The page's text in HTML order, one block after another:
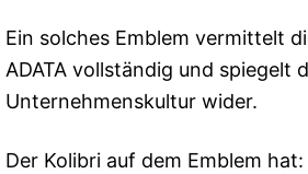
Ein solches Emblem vermittelt
ADATA vollständig und spiegelt
Unternehmenskultur wider.
Der Kolibri auf dem Emblem hat: